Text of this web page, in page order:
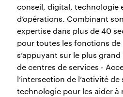
conseil, digital, technologie
d’opérations. Combinant
expertise dans plus de 40
pour toutes les fonctions de
s’appuyant sur le plus
de centres de services -
l’intersection de l’activité
technologie pour les aider à